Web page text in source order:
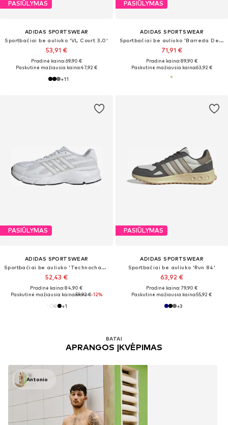
PASIŪLYMAS
ADIDAS SPORTSWEAR
Sportbačiai be auliuko 'VL Court 3.0'
53,91 €
Pradinė kaina: 69,90 €
Paskutinė mažiausia kaina:47,92 €
+11
PASIŪLYMAS
ADIDAS SPORTSWEAR
Sportbačiai be auliuko 'Barreda Decode'
71,91 €
Pradinė kaina: 89,90 €
Paskutinė mažiausia kaina:63,92 €
PASIŪLYMAS
ADIDAS SPORTSWEAR
Sportbačiai be auliuko 'Technochaos 2000'
52,43 €
Pradinė kaina: 84,90 €
Paskutinė mažiausia kaina:59,92 €-12%
+1
PASIŪLYMAS
ADIDAS SPORTSWEAR
Sportbačiai be auliuko 'Run 84'
63,92 €
Pradinė kaina: 79,90 €
Paskutinė mažiausia kaina:55,92 €
+3
BATAI
APRANGOS ĮKVĖPIMAS
Antonio